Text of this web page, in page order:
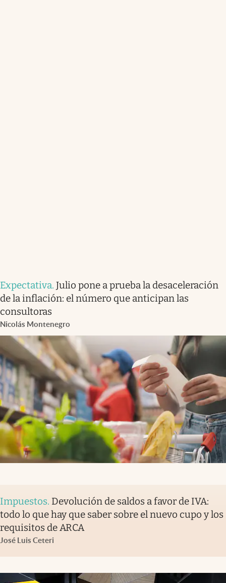
Expectativa. Julio pone a prueba la desaceleración
de la inflación: el número que anticipan las
consultoras
Nicolás Montenegro
Impuestos. Devolución de saldos a favor de IVA:
todo lo que hay que saber sobre el nuevo cupo y los
requisitos de ARCA
José Luis Ceteri